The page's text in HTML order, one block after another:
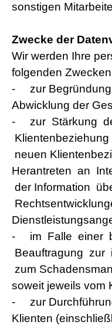
sonstigen
Zwecke der
Wir werden Ihre
folgenden
- zur
Abwicklung der
- zur Stärkung
neuen
Herantreten an
der Information
- im Falle einer
Beauftragung zur
zum
soweit jeweils vom
- zur
Klienten